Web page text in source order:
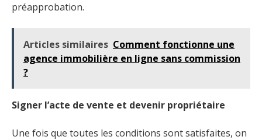
préapprobation.
Articles similaires Comment fonctionne une
agence immobilière en ligne sans commission
?
Signer l’acte de vente et devenir propriétaire
Une fois que toutes les conditions sont satisfaites, on